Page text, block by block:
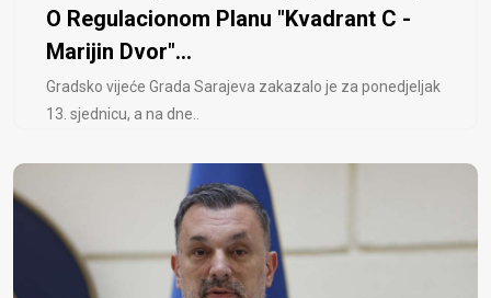
O Regulacionom Planu "Kvadrant C -
Marijin Dvor"...
Gradsko vijeće Grada Sarajeva zakazalo je za ponedjeljak
13. sjednicu, a na dne..